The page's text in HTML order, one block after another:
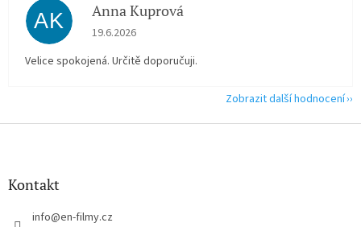
AK Anna Kuprová
Hodnocení obchodu je 5 z 5 hvězdiček.
19.6.2026
Velice spokojená. Určitě doporučuji.
Zobrazit další hodnocení
Z
Kontakt
info@en-filmy.cz